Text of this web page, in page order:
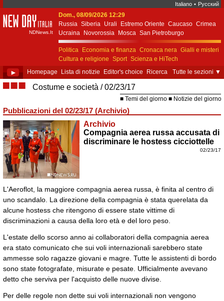
Italiano • Русский
New Day Italia
NDNews.It
Dom., 08/09/2026 12:29
Russia Siberia Urali Estremo Oriente Caucaso Crimea
Ucraina
Novorossia Mosca San Pietroburgo
Ekaterinburgo Kiev Simferopol
Sebastopoli
Politica
Economia e finanza Cronaca nera Gialli e misteri
Cultura e religione Sport Scienza e HiTech
Costume e società
Unione Europea
► Homepage Lista di notizie Editor's choice Ricerca Tutte le sezioni ▼
■■■ Costume e società 02/23/17
Temi del giorno Notizie del giorno
Pubblicazioni del 02/23/17 (Archivio)
Archivio
Compagnia aerea russa accusata di
discriminare le hostess cicciottelle
02/23/17
L'Aeroflot, la maggiore compagnia aerea russa, è finita al centro di
uno scandalo. La direzione della compagnia è stata querelata da
alcune hostess che ritengono di essere state vittime di
discriminazioni a causa della loro età e del loro peso.
L'estate dello scorso anno ai collaboratori della compagnia aerea
era stato comunicato che sui voli internazionali sarebbero state
ammesse solo ragazze giovani e magre. Tutte le assistenti di bordo
sono state fotografate, misurate e pesate. Ufficialmente avevano
detto che serviva per l'acquisto delle nuove divise.
Per delle regole non dette sui voli internazionali non vengono